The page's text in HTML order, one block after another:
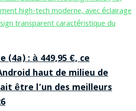
(4a) : à 449,95 €, ce
haut de milieu de
être l’un des meilleurs